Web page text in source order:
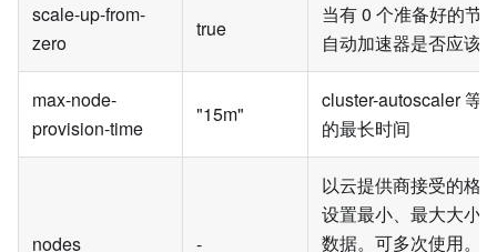
scale-up-from-
zero
true
当有 0 个准备好的节
自动加速器是否应该
max-node-
provision-time
"15m"
cluster-autoscaler 等
的最长时间
nodes -
以云提供商接受的格
设置最小、最大大小
数据。可多次使用。